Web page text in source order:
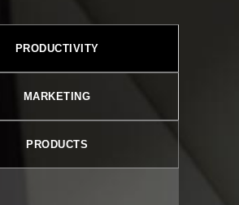
PRODUCTIVITY
MARKETING
PRODUCTS